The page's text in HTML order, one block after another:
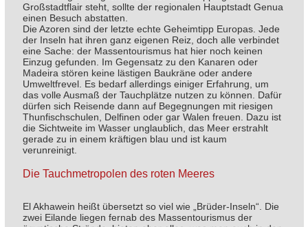
Großstadtflair steht, sollte der regionalen Hauptstadt Genua
einen Besuch abstatten.
Die Azoren sind der letzte echte Geheimtipp Europas. Jede
der Inseln hat ihren ganz eigenen Reiz, doch alle verbindet
eine Sache: der Massentourismus hat hier noch keinen
Einzug gefunden. Im Gegensatz zu den Kanaren oder
Madeira stören keine lästigen Baukräne oder andere
Umweltfrevel. Es bedarf allerdings einiger Erfahrung, um
das volle Ausmaß der Tauchplätze nutzen zu können. Dafür
dürfen sich Reisende dann auf Begegnungen mit riesigen
Thunfischschulen, Delfinen oder gar Walen freuen. Dazu ist
die Sichtweite im Wasser unglaublich, das Meer erstrahlt
gerade zu in einem kräftigen blau und ist kaum
verunreinigt.
Die Tauchmetropolen des roten Meeres
El Akhawein heißt übersetzt so viel wie „Brüder-Inseln“. Die
zwei Eilande liegen fernab des Massentourismus der